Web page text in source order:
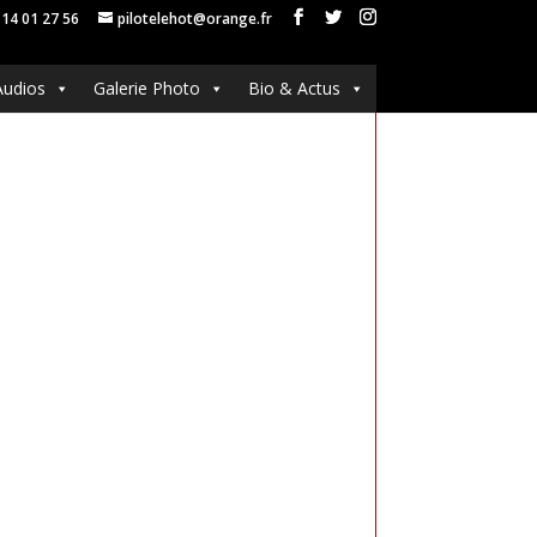
01 27 56 pilotelehot@orange.fr
Galerie Photo Bio & Actus